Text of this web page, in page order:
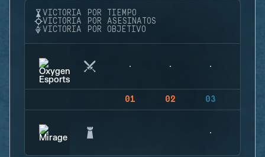
VICTORIA POR TIEMPO
VICTORIA POR ASESINATOS
VICTORIA POR OBJETIVO
01 02 03